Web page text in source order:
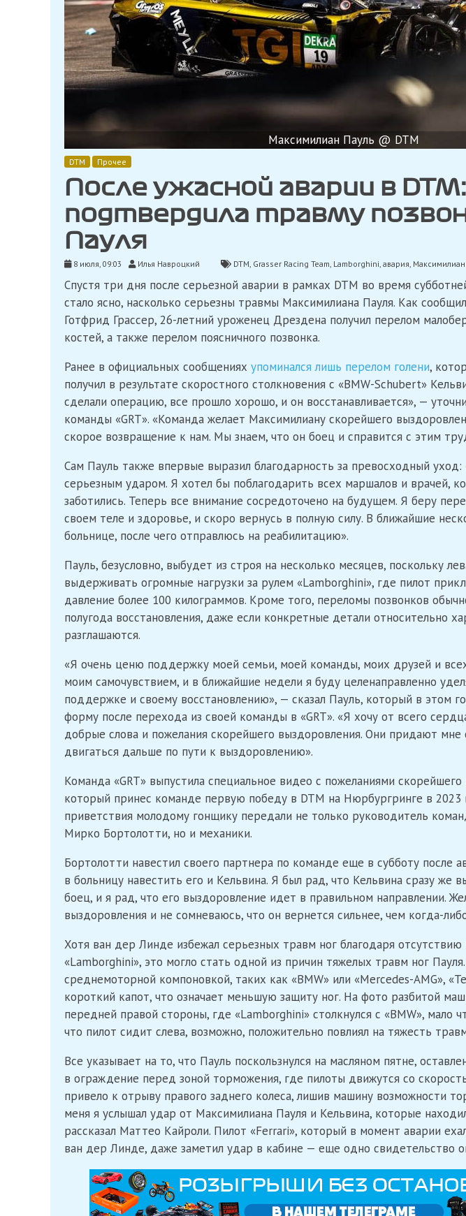
Максимилиан Пауль @ DTM
DTM Прочее
После ужасной аварии в
подтвердила травму
Пауля
8 июля, 09:03 Илья Навроцкий DTM, Grasser Racing Team, Lamborghini, авария, Максимилиан
Спустя три дня после серьезной аварии в рамках DTM во время
стало ясно, насколько серьезны травмы Максимилиана Пауля. Как
Готфрид Грассер, 26-летний уроженец Дрездена получил перелом
костей, а также перелом поясничного позвонка.
Ранее в официальных сообщениях упоминался лишь перелом голени,
получил в результате скоростного столкновения с «BMW-Schubert»
сделали операцию, все прошло хорошо, и он восстанавливается», —
команды «GRT». «Команда желает Максимилиану скорейшего
скорое возвращение к нам. Мы знаем, что он боец ​​и справится с этим
Сам Пауль также впервые выразил благодарность за превосходный уход:
серьезным ударом. Я хотел бы поблагодарить всех маршалов и врачей,
заботились. Теперь все внимание сосредоточено на будущем. Я беру
своем теле и здоровье, и скоро вернусь в полную силу. В ближайшие
больнице, после чего отправлюсь на реабилитацию».
Пауль, безусловно, выбудет из строя на несколько месяцев, поскольку
выдерживать огромные нагрузки за рулем «Lamborghini», где пилот
давление более 100 килограммов. Кроме того, переломы позвонков
полугода восстановления, даже если конкретные детали относительно
разглашаются.
«Я очень ценю поддержку моей семьи, моей команды, моих друзей и
моим самочувствием, и в ближайшие недели я буду целенаправленно
поддержке и своему восстановлению», — сказал Пауль, который в этом
форму после перехода из своей команды в «GRT». «Я хочу от всего
добрые слова и пожелания скорейшего выздоровления. Они придают
двигаться дальше по пути к выздоровлению».
Команда «GRT» выпустила специальное видео с пожеланиями
который принес команде первую победу в DTM на Нюрбургринге в 2023
приветствия молодому гонщику передали не только руководитель
Мирко Бортолотти, но и механики.
Бортолотти навестил своего партнера по команде еще в субботу после
в больницу навестить его и Кельвина. Я был рад, что Кельвина сразу же
боец, и я рад, что его выздоровление идет в правильном направлении.
выздоровления и не сомневаюсь, что он вернется сильнее, чем когда-
Хотя ван дер Линде избежал серьезных травм ног благодаря отсутствию
«Lamborghini», это могло стать одной из причин тяжелых травм ног
среднемоторной компоновкой, таких как «BMW» или «Mercedes-AMG»,
короткий капот, что означает меньшую защиту ног. На фото разбитой
передней правой стороны, где «Lamborghini» столкнулся с «BMW», мало
что пилот сидит слева, возможно, положительно повлиял на тяжесть
Все указывает на то, что Пауль поскользнулся на масляном пятне,
в ограждение перед зоной торможения, где пилоты движутся со
привело к отрыву правого заднего колеса, лишив машину возможности
меня я услышал удар от Максимилиана Пауля и Кельвина, которые
рассказал Маттео Кайроли. Пилот «Ferrari», который в момент аварии
ван дер Линде, даже заметил удар в кабине — еще одно свидетельство